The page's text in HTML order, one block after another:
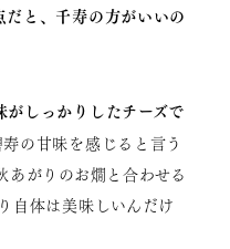
と、千寿の方がいいの
しっかりしたチーズで
寿の甘味を感じると言う
あがりのお燗と合わせる
自体は美味しいんだけ